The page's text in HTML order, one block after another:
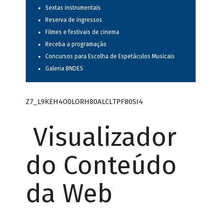
Sextas instrumentais
Reserva de ingressos
Filmes e festivais de cinema
Receba a programação
Concursos para Escolha de Espetáculos Musicais
Galeria BNDES
Z7_L9KEH4O0LORH80ALCLTPF80SI4
Visualizador
do Conteúdo
da Web